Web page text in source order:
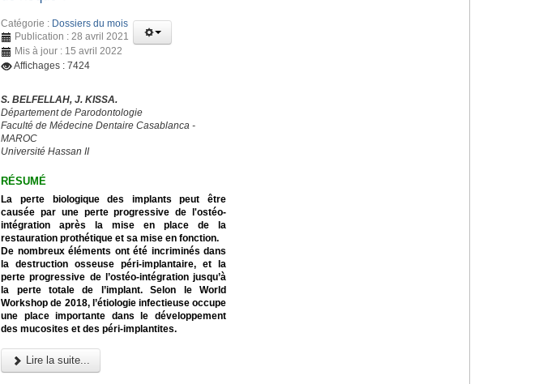
Catégorie : Dossiers du mois
Publication : 28 avril 2021
Mis à jour : 15 avril 2022
Affichages : 7424
S. BELFELLAH, J. KISSA.
Département de Parodontologie
Faculté de Médecine Dentaire Casablanca -
MAROC
Université Hassan II
RÉSUMÉ
La perte biologique des implants peut être
causée par une perte progressive de l'ostéo-
intégration après la mise en place de la
restauration prothétique et sa mise en fonction.
De nombreux éléments ont été incriminés dans
la destruction osseuse péri-implantaire, et la
perte progressive de l’ostéo-intégration jusqu’à
la perte totale de l’implant. Selon le World
Workshop de 2018, l’étiologie infectieuse occupe
une place importante dans le développement
des mucosites et des péri-implantites.
Lire la suite...